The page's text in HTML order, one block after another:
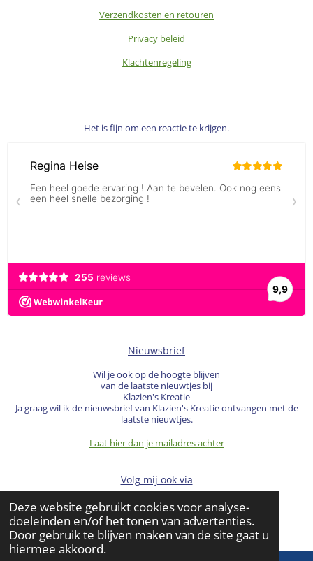
Deze website gebruikt cookies voor analyse-
doeleinden en/of het tonen van advertenties.
Door gebruik te blijven maken van de site gaat u
hiermee akkoord.
Verzendkosten en retouren
Privacy beleid
Klachtenregeling
Het is fijn om een reactie te krijgen.
Nieuwsbrief
Wil je ook op de hoogte blijven
van de laatste nieuwtjes bij
Klazien's Kreatie
Ja graag wil ik de nieuwsbrief van Klazien's Kreatie ontvangen met de
laatste nieuwtjes.
Laat hier dan je mailadres achter
Volg mij ook via
F
a
c
I
n
s
W
h
a
© 2022 Klazien's Kreatie